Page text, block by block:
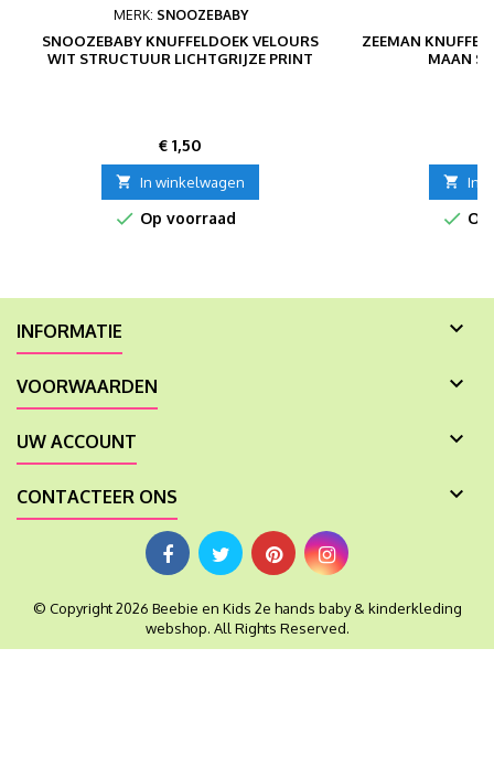
MERK: SNOOZEBABY
SNOOZEBABY KNUFFELDOEK VELOURS
WIT STRUCTUUR LICHTGRIJZE PRINT
Prijs
€ 1,50
 In winkelwagen
 Op voorraad
ZEEMAN
MAAN
 In

INFORMATIE 
VOORWAARDEN 
UW ACCOUNT 
CONTACTEER ONS 
© Copyright 2026 Beebie en Kids 2e hands baby & kinderkleding
webshop. All Rights Reserved.